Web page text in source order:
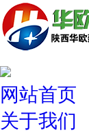
网站首页
关于我们